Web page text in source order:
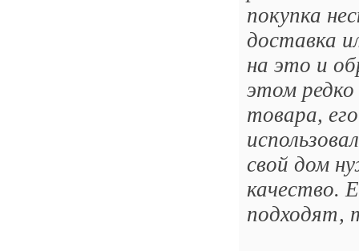
покупка
доставка
на это и
этом
товара,
свой дом
качество.
подходят,